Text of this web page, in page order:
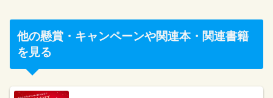
他の懸賞・キャンペーンや関連本・関連書籍
を見る